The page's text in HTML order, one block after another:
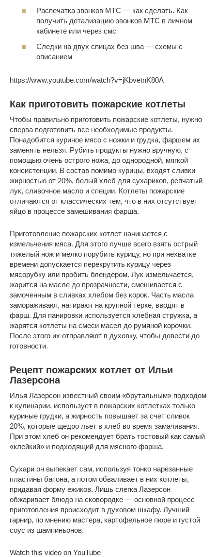
Распечатка звонков МТС — как сделать. Как
получить детализацию звонков МТС в личном
кабинете или через смс
Следки на двух спицах без шва — схемы с
описанием
https://www.youtube.com/watch?v=jKbvetnK80A
Как приготовить пожарские котлеты
Чтобы правильно приготовить пожарские котлеты, нужно
сперва подготовить все необходимые продукты.
Понадобится куриное мясо с ножки и грудка, фаршем их
заменять нельзя. Рубить продукты нужно вручную, с
помощью очень острого ножа, до однородной, мягкой
консистенции. В состав помимо курицы, входят сливки
жирностью от 20%, белый хлеб для сухариков, репчатый
лук, сливочное масло и специи. Котлеты пожарские
отличаются от классических тем, что в них отсутствует
яйцо в процессе замешивания фарша.
Приготовление пожарских котлет начинается с
измельчения мяса. Для этого лучше всего взять острый
тяжелый нож и мелко порубить курицу, но при нехватке
времени допускается перекрутить курицу через
мясорубку или пробить блендером. Лук измельчается,
жарится на масле до прозрачности, смешивается с
замоченным в сливках хлебом без корок. Часть масла
замораживают, натирают на крупной терке, вводят в
фарш. Для панировки используется хлебная стружка, а
жарятся котлеты на смеси масел до румяной корочки.
После этого их отправляют в духовку, чтобы довести до
готовности.
Рецепт пожарских котлет от Ильи
Лазерсона
Илья Лазерсон известный своим «брутальным» подходом
к кулинарии, использует в пожарских котлетках только
куриные грудки, а жирность повышает за счет сливок
20%, которые щедро льет в хлеб во время замачивания.
При этом хлеб он рекомендует брать тостовый как самый
«клейкий» и подходящий для мясного фарша.
Сухари он выпекает сам, используя тонко нарезанные
пластины батона, а потом обваливает в них котлеты,
придавая форму ежиков. Лишь слегка Лазерсон
обжаривает блюдо на сковородке — основной процесс
приготовления происходит в духовом шкафу. Лучший
гарнир, по мнению мастера, картофельное пюре и густой
соус из шампиньонов.
Watch this video on YouTube